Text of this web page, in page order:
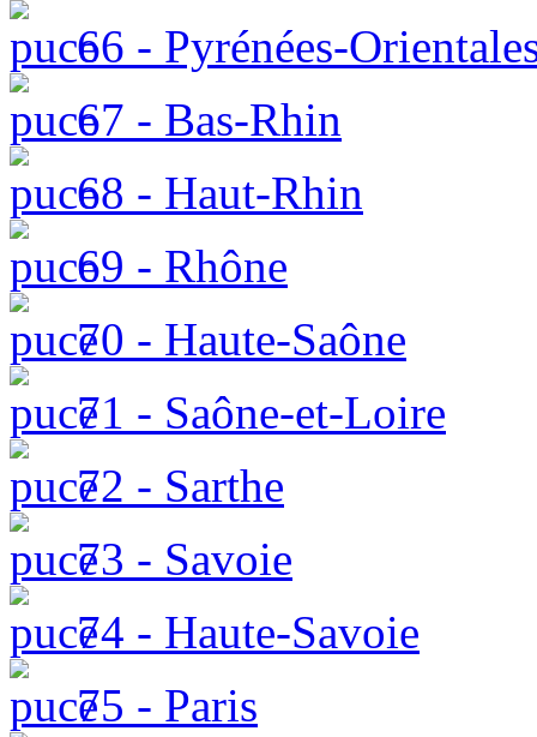
66 - Pyrénées-
67 - Bas-Rhin
68 - Haut-Rhin
69 - Rhône
70 - Haute-Saône
71 - Saône-et-Loire
72 - Sarthe
73 - Savoie
74 - Haute-Savoie
75 - Paris